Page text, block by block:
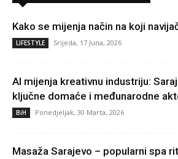
Kako se mijenja način na koji
LIFESTYLE Srijeda, 17 Juna, 2026
AI mijenja kreativnu industriju:
ključne domaće i međunarodne
BiH Ponedjeljak, 30 Marta, 2026
Masaža Sarajevo – popularni spa